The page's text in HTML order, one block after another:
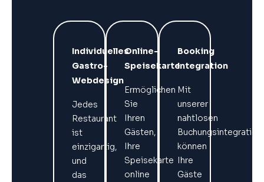
Individuelles
Gastro-
Webdesign
Jedes
Restaurant
ist
einzigartig,
und
das
Online-
Speisekarte
Ermöglichen
Sie
Ihren
Gästen,
Ihre
Speisekarte
online
Booking
Integration
Mit
unserer
nahtlosen
Buchungsintegration
können
Ihre
Gäste